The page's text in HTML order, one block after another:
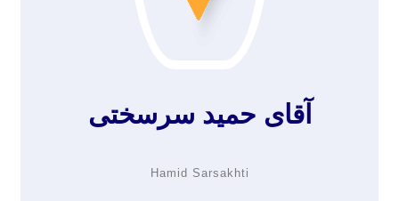
آقای حمید سرسختی
Hamid Sarsakhti